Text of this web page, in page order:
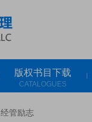
版权书目下载
CATALOGUES
经管励志